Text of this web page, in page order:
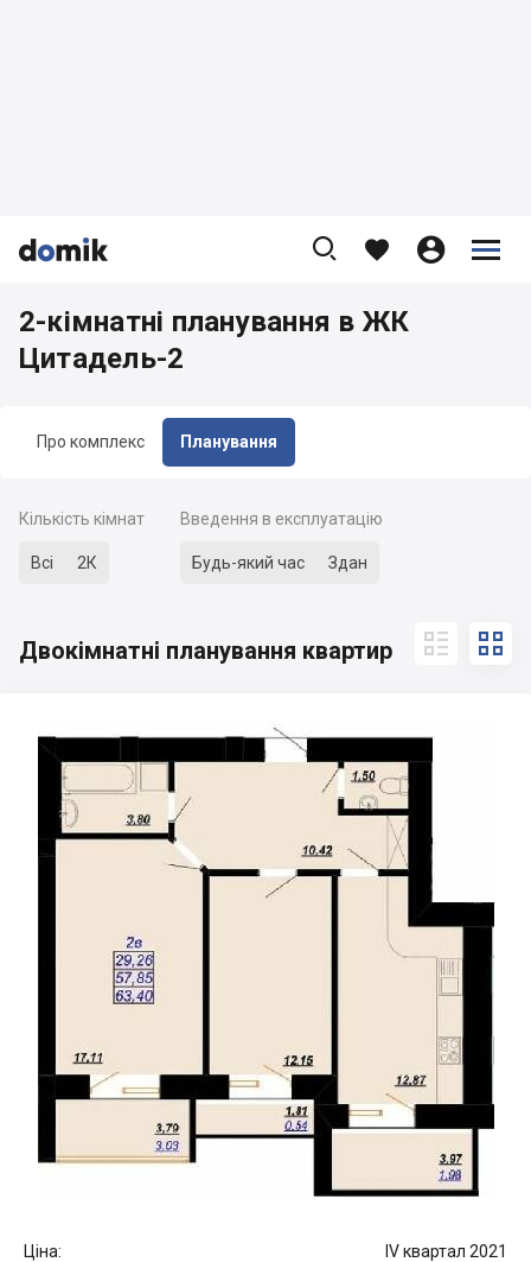


    


Про комплекс Планування
2-кімнатні планування в ЖК
Цитадель-2
Кількість кімнат
Всі 2К
Введення в експлуатацію
Будь-який час Здан
Двокімнатні планування квартир  
Ціна: IV квартал 2021